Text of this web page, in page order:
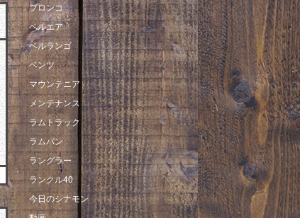
ブロンコ
ベルエア
ベルランゴ
ベンツ
マウンテニア
メンテナンス
ラムトラック
ラムバン
ラングラー
ランクル40
今日のシナモン